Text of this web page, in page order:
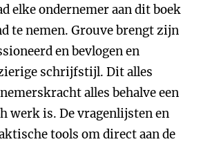
elke ondernemer aan dit boek
te nemen. Grouve brengt zijn
en bevlogen en
schrijfstijl. Dit alles
alles behalve een
werk is. De vragenlijsten en
tools om direct aan de